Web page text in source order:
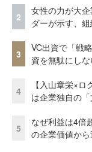
2
女性の力が大
ダーが示す、
3
VC出資で「戦
資を無駄にし
4
【入山章栄×
は企業独自の
5
なぜ利益は4倍
の企業価値から